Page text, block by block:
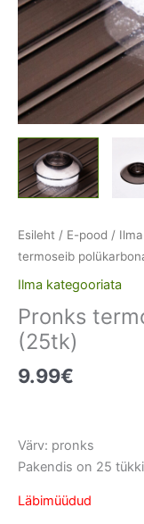
Esileht / E-pood /
termoseib
Ilma kategooriata
Pronks
(25tk)
9.99€
Värv: pronks
Pakendis on 25 tükki
Läbimüüdud